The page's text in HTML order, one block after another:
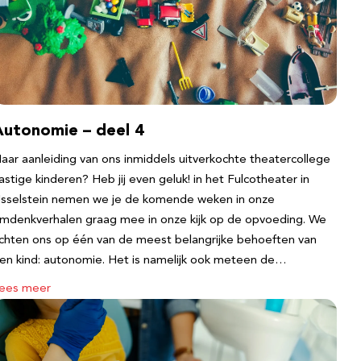
– deel 4
aanleiding van ons inmiddels uitverkochte theatercollege
kinderen? Heb jij even geluk! in het Fulcotheater in
nemen we je de komende weken in onze
graag mee in onze kijk op de opvoeding. We
ons op één van de meest belangrijke behoeften van
kind: autonomie. Het is namelijk ook meteen de…
meer